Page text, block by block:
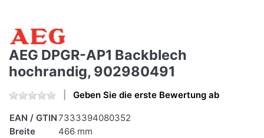
AEG DPGR-AP1 Backblech
hochrandig, 902980491
Geben Sie die erste Bewertung ab
EAN / GTIN7333394080352
Breite
466 mm